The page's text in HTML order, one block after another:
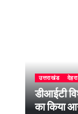
उत्तराखंड
डीआईटी
का किया